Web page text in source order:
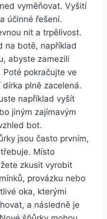
vyměňovat. Vyšití
účinné řešení.
nit a trpělivost.
na botě, například
‍abyste zamezili
pokračujte ve
plně zacelená.
například vyšít
jiným zajímavým
bot.
⁢jsou⁣ často prvním,
Místo
⁣zkusit vyrobit
provázku nebo
‍oka, kterými
a následně‌ je‍